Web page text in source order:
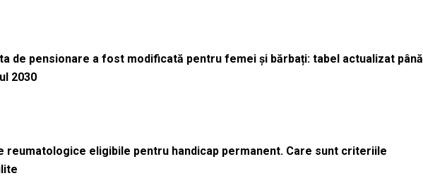
de pensionare a fost modificată pentru femei și bărbați: tabel actualizat până
2030
reumatologice eligibile pentru handicap permanent. Care sunt criteriile